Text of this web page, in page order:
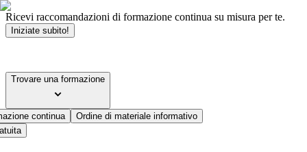
Ricevi raccomandazioni di formazione continua su misura per te.
Iniziate subito!
Trovare una formazione
continua
Ordine di materiale informativo